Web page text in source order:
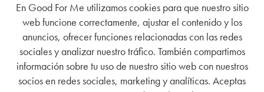
En Good For Me utilizamos cookies para que nuestro sitio
web funcione correctamente, ajustar el contenido y los
anuncios, ofrecer funciones relacionadas con las redes
sociales y analizar nuestro tráfico. También compartimos
información sobre tu uso de nuestro sitio web con nuestros
socios en redes sociales, marketing y analíticas. Aceptas